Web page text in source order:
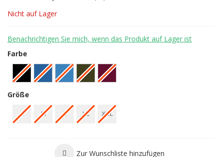
Nicht auf Lager
Benachrichtigen Sie mich, wenn das Produkt auf Lager ist
Farbe
Größe
S M L XL XXL
Zur Wunschliste hinzufügen